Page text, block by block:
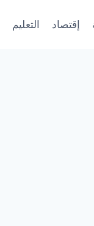
إقتصاد التعليم